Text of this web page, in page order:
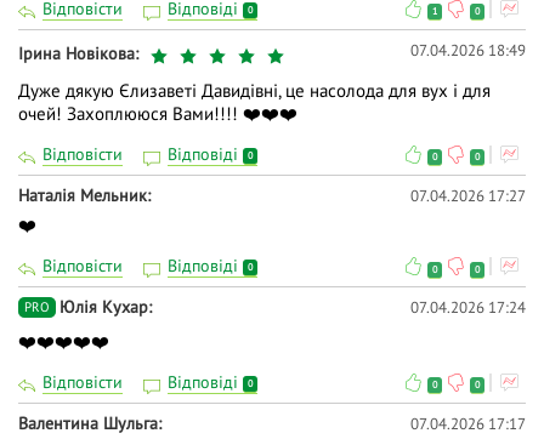
Відповісти Відповіді 0 1 0
Ірина Новікова 07.04.2026 18:49
Дуже дякую Єлизаветі Давидівні, це насолода для вух і для
очей! Захоплююся Вами!!!! ❤️❤️❤️
Відповісти Відповіді 0 0 0
Наталія Мельник 07.04.2026 17:27
❤️
Відповісти Відповіді 0 0 0
PRO Юлія Кухар 07.04.2026 17:24
❤️❤️❤️❤️❤️
Відповісти Відповіді 0 0 0
Валентина Шульга 07.04.2026 17:17